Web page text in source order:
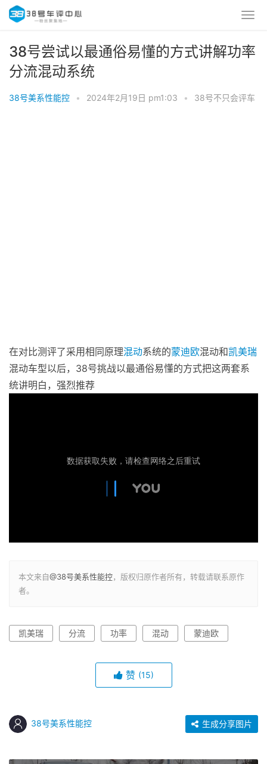
38号尝试以最通俗易懂的方式讲解功率
分流混动系统
38号美系性能控 • 2024年2月19日 pm1:03 • 38号不只会评车
在对比测评了采用相同原理混动系统的蒙迪欧混动和凯美瑞
混动车型以后，38号挑战以最通俗易懂的方式把这两套系
统讲明白，强烈推荐
本文来自@38号美系性能控，版权归原作者所有，转载请联系原作
者。
凯美瑞 分流 功率 混动 蒙迪欧
赞 (15)
38号美系性能控 生成分享图片